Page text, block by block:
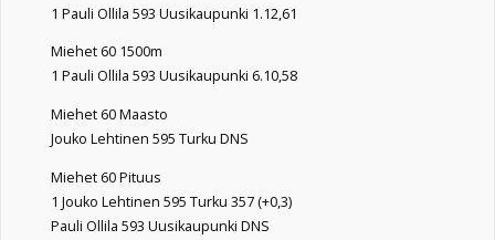
1 Pauli Ollila 593 Uusikaupunki 1.12,61
Miehet 60 1500m
1 Pauli Ollila 593 Uusikaupunki 6.10,58
Miehet 60 Maasto
Jouko Lehtinen 595 Turku DNS
Miehet 60 Pituus
1 Jouko Lehtinen 595 Turku 357 (+0,3)
Pauli Ollila 593 Uusikaupunki DNS